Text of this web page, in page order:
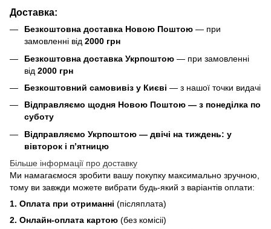
Доставка:
Безкоштовна доставка Новою Поштою — при
замовленні від 2000 грн
Безкоштовна доставка Укрпоштою — при замовленні
від 2000 грн
Безкоштовний самовивіз у Києві — з нашої точки видачі
Відправляємо щодня Новою Поштою — з понеділка по
суботу
Відправляємо Укрпоштою — двічі на тиждень: у
вівторок і п’ятницю
Більше інформації про доставку
Ми намагаємося зробити вашу покупку максимально зручною,
тому ви завжди можете вибрати будь-який з варіантів оплати:
1. Оплата при отриманні (післяплата)
2. Онлайн-оплата картою (без комісіі)